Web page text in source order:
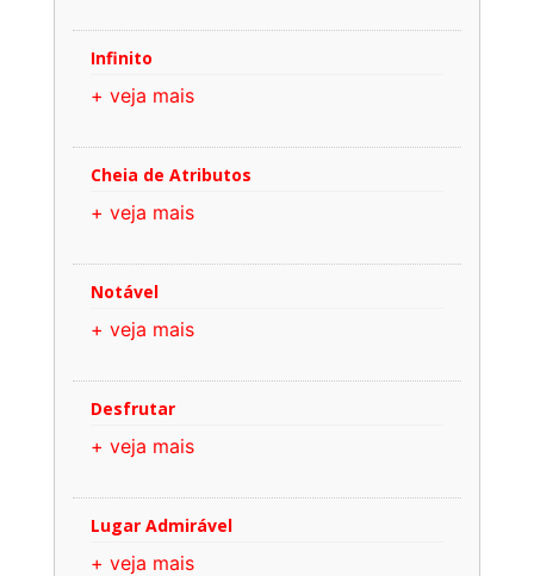
Infinito
+ veja mais
Cheia de Atributos
+ veja mais
Notável
+ veja mais
Desfrutar
+ veja mais
Lugar Admirável
+ veja mais